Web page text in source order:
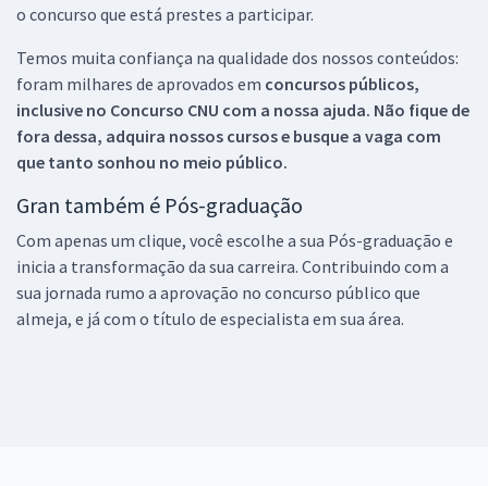
o concurso que está prestes a participar.
Temos muita confiança na qualidade dos nossos conteúdos:
foram milhares de aprovados em concursos públicos,
inclusive no Concurso CNU com a nossa ajuda. Não fique de
fora dessa, adquira nossos cursos e busque a vaga com
que tanto sonhou no meio público.
Gran também é Pós-graduação
Com apenas um clique, você escolhe a sua Pós-graduação e
inicia a transformação da sua carreira. Contribuindo com a
sua jornada rumo a aprovação no concurso público que
almeja, e já com o título de especialista em sua área.